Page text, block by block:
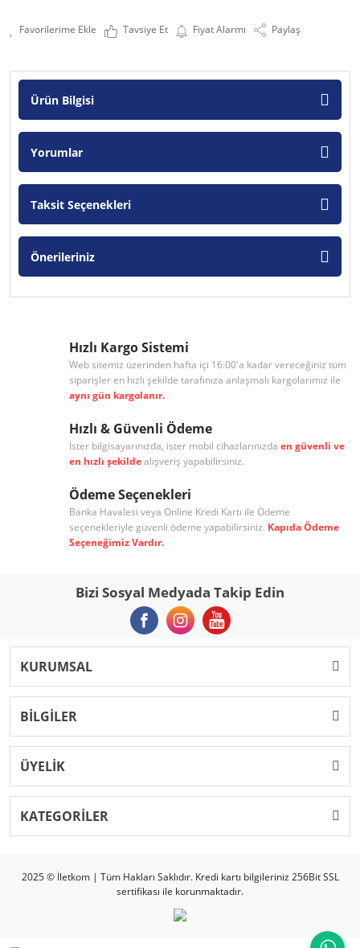
Tavsiye Et Fiyat Alarmı Paylaş
Ürün Bilgisi
Yorumlar
Taksit Seçenekleri
Önerileriniz
Hızlı Kargo Sistemi
Web sitemiz üzerinden hafta içi 16:00'a kadar vereceğiniz tüm
siparişler en hızlı şekilde tarafınıza anlaşmalı kargolarımız ile
aynı gün kargolanır.
Hızlı & Güvenli Ödeme
İster bilgisayarınızda, ister mobil cihazlarınızda en güvenli ve
en hızlı şekildealışveriş yapabilirsiniz.
Ödeme Seçenekleri
Banka Havalesi veya Online Kredi Kartı ile Ödeme
seçenekleriyle güvenli ödeme yapabilirsiniz. Kapıda Ödeme
Seçeneğimiz Vardır.
Bizi Sosyal Medyada Takip Edin
KURUMSAL
BİLGİLER
ÜYELİK
KATEGORİLER
2025 © İletkom | Tüm Hakları Saklıdır. Kredi kartı bilgileriniz 256Bit SSL
sertifikası ile korunmaktadır.